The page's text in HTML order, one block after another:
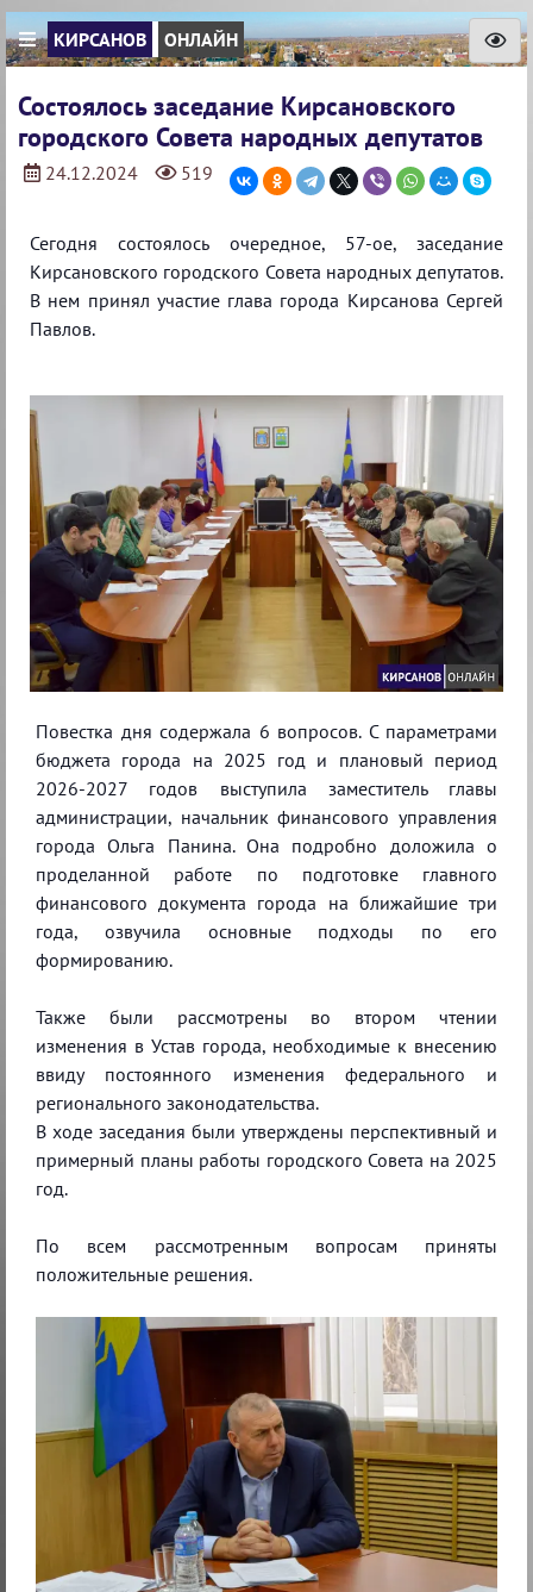
КИРСАНОВ ОНЛАЙН
Состоялось заседание Кирсановского
городского Совета народных депутатов
24.12.2024 519
Сегодня состоялось очередное, 57-ое, заседание
Кирсановского городского Совета народных депутатов.
В нем принял участие глава города Кирсанова Сергей
Павлов.
Повестка дня содержала 6 вопросов. С параметрами
бюджета города на 2025 год и плановый период
2026-2027 годов выступила заместитель главы
администрации, начальник финансового управления
города Ольга Панина. Она подробно доложила о
проделанной работе по подготовке главного
финансового документа города на ближайшие три
года, озвучила основные подходы по его
формированию.
Также были рассмотрены во втором чтении
изменения в Устав города, необходимые к внесению
ввиду постоянного изменения федерального и
регионального законодательства.
В ходе заседания были утверждены перспективный и
примерный планы работы городского Совета на 2025
год.
По всем рассмотренным вопросам приняты
положительные решения.